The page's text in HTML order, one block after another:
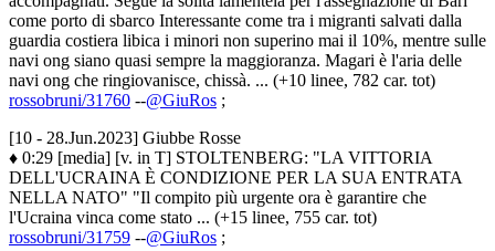
come porto di sbarco Interessante come tra i migranti salvati dalla
guardia costiera libica i minori non superino mai il 10%, mentre sulle
navi ong siano quasi sempre la maggioranza. Magari è l'aria delle
navi ong che ringiovanisce, chissà. ... (+10 linee, 782 car. tot)
rossobruni/31760 --@GiuRos ;
[10 - 28.Jun.2023] Giubbe Rosse
♦ 0:29 [media] [v. in T] STOLTENBERG: "LA VITTORIA
DELL'UCRAINA È CONDIZIONE PER LA SUA ENTRATA
NELLA NATO" "Il compito più urgente ora è garantire che
l'Ucraina vinca come stato ... (+15 linee, 755 car. tot)
rossobruni/31759 --@GiuRos ;